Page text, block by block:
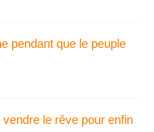
pendant que le peuple
le rêve pour enfin